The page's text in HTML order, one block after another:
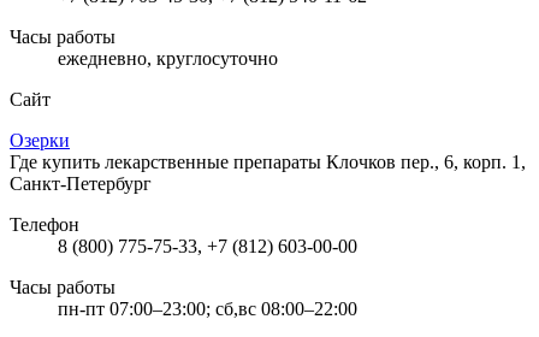
Часы работы
ежедневно, круглосуточно
Сайт
Озерки
Где купить лекарственные препараты Клочков пер., 6, корп. 1,
Санкт-Петербург
Телефон
8 (800) 775-75-33, +7 (812) 603-00-00
Часы работы
пн-пт 07:00–23:00; сб,вс 08:00–22:00